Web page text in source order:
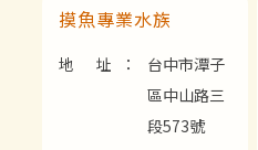
摸魚專業水族
地 址：
台中市潭子
區中山路三
段573號